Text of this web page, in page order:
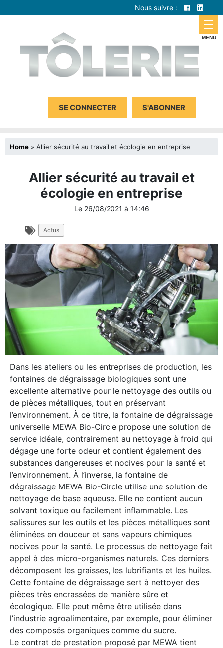
Nous suivre :
SE CONNECTER S'ABONNER
Home » Allier sécurité au travail et écologie en entreprise
Allier sécurité au travail et
écologie en entreprise
Le26/08/2021 à 14:46
Actus
Dans les ateliers ou les entreprises de production, les
fontaines de dégraissage biologiques sont une
excellente alternative pour le nettoyage des outils ou
de pièces métalliques, tout en préservant
l’environnement. À ce titre, la fontaine de dégraissage
universelle MEWA Bio-Circle propose une solution de
service idéale, contrairement au nettoyage à froid qui
dégage une forte odeur et contient également des
substances dangereuses et nocives pour la santé et
l’environnement. À l’inverse, la fontaine de
dégraissage MEWA Bio-Circle utilise une solution de
nettoyage de base aqueuse. Elle ne contient aucun
solvant toxique ou facilement inflammable. Les
salissures sur les outils et les pièces métalliques sont
éliminées en douceur et sans vapeurs chimiques
nocives pour la santé. Le processus de nettoyage fait
appel à des micro-organismes naturels. Ces derniers
décomposent les graisses, les lubrifiants et les huiles.
Cette fontaine de dégraissage sert à nettoyer des
pièces très encrassées de manière sûre et
écologique. Elle peut même être utilisée dans
l’industrie agroalimentaire, par exemple, pour éliminer
des composés organiques comme du sucre.
Le contrat de prestation proposé par MEWA tient